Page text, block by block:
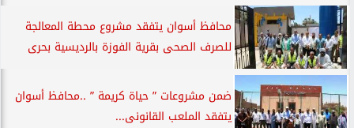
محافظ أسوان يتفقد مشروع محطة المعالجة
للصرف الصحى بقرية الفوزة بالرديسية بحرى
ضمن مشروعات ” حياة كريمة ” ..محافظ أسوان
يتفقد الملعب القانونى...